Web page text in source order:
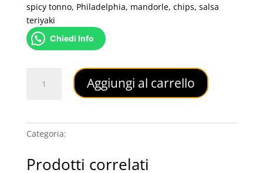
spicy tonno, Philadelphia, mandorle, chips, salsa
teriyaki
Chiedi Info
Chips
quantità
Aggiungi al carrello
Categoria:
Prodotti correlati